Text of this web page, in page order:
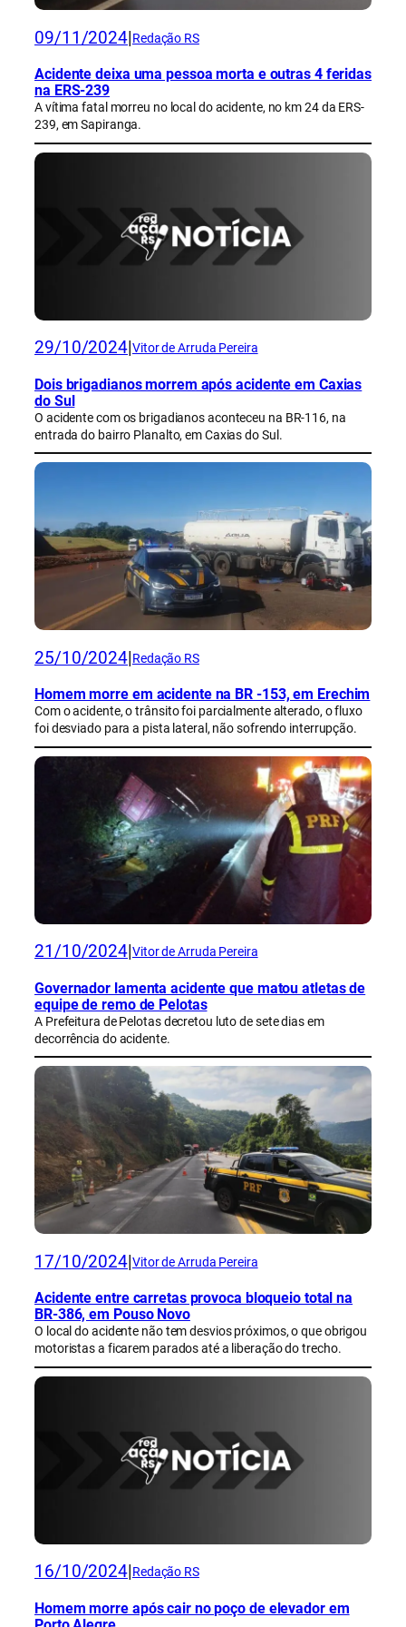
09/11/2024 Redação RS
Acidente deixa uma pessoa morta e outras 4 feridas
na ERS-239
A vítima fatal morreu no local do acidente, no km 24 da ERS-
239, em Sapiranga.
29/10/2024 Vitor de Arruda Pereira
Dois brigadianos morrem após acidente em Caxias
do Sul
O acidente com os brigadianos aconteceu na BR-116, na
entrada do bairro Planalto, em Caxias do Sul.
25/10/2024 Redação RS
Homem morre em acidente na BR -153, em Erechim
Com o acidente, o trânsito foi parcialmente alterado, o fluxo
foi desviado para a pista lateral, não sofrendo interrupção.
21/10/2024 Vitor de Arruda Pereira
Governador lamenta acidente que matou atletas de
equipe de remo de Pelotas
A Prefeitura de Pelotas decretou luto de sete dias em
decorrência do acidente.
17/10/2024 Vitor de Arruda Pereira
Acidente entre carretas provoca bloqueio total na
BR-386, em Pouso Novo
O local do acidente não tem desvios próximos, o que obrigou
motoristas a ficarem parados até a liberação do trecho.
16/10/2024 Redação RS
Homem morre após cair no poço de elevador em